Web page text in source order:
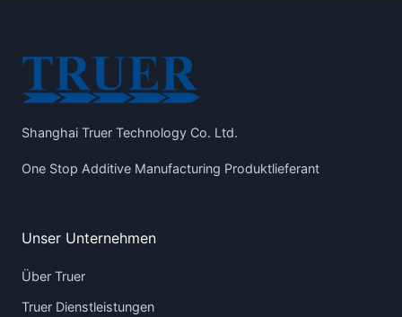
Shanghai Truer Technology Co. Ltd.
One Stop Additive Manufacturing Produktlieferant
Unser Unternehmen
Über Truer
Truer Dienstleistungen